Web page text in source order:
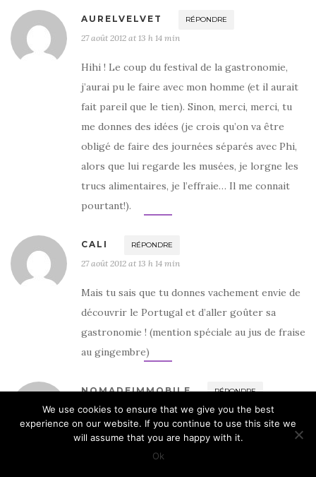
AURELVELVET RÉPONDRE
27 août 2012 at 13 h 14 min
Hihi ! Le coup du festival de la gastronomie,
j’aurai pu le faire avec mon homme (et il aurait
fait pareil que le tien). Sinon, merci, merci, tu
me donnes des idées (je crois qu’on va être
obligé de faire des journées séparés avec Phi,
alors que lui regarde les musées, je lorgne les
trucs alimentaires, je l’effraie… Il me connait
pourtant!).
CALI RÉPONDRE
27 août 2012 at 13 h 14 min
Mais tu sais que tu donnes vachement envie de
découvrir le Portugal et d’aller goûter sa
gastronomie ! (mention spéciale au jus de fraise
au gingembre)
NOMADEIMMOBILE RÉPONDRE
27 août 2012 at 13 h 14 min
Pas étonnant ton anecdote avec les touristes
français, à l’étranger ils sont (on est
We use cookies to ensure that we give you the best
experience on our website. If you continue to use this site we
will assume that you are happy with it.
Ok